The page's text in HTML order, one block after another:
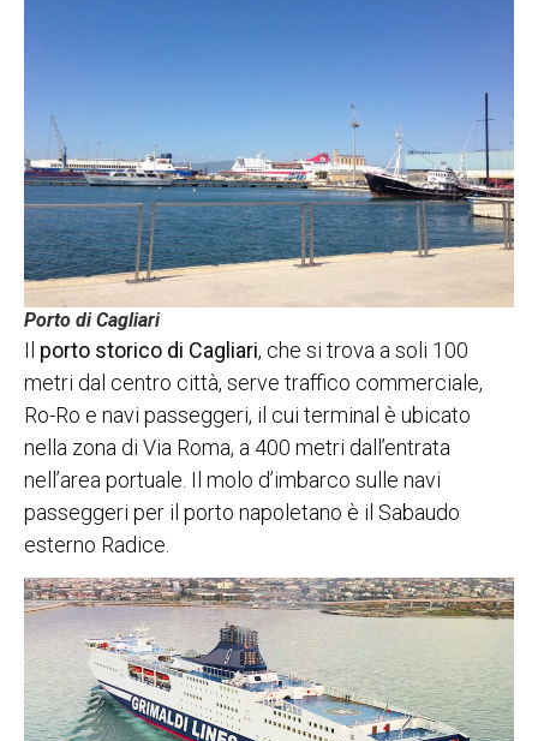
Porto di Cagliari
Il porto storico di Cagliari, che si trova a soli 100
metri dal centro città, serve traffico commerciale,
Ro-Ro e navi passeggeri, il cui terminal è ubicato
nella zona di Via Roma, a 400 metri dall’entrata
nell’area portuale. Il molo d’imbarco sulle navi
passeggeri per il porto napoletano è il Sabaudo
esterno Radice.